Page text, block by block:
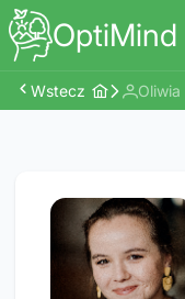
OptiMind
Wstecz